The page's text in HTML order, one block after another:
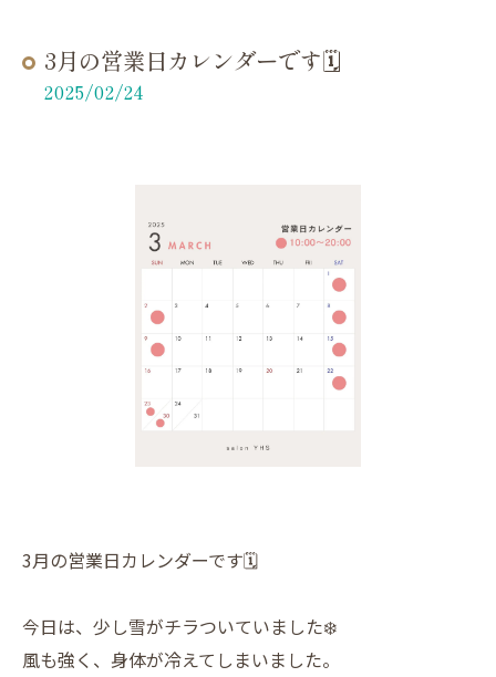
3月の営業日カレンダーです🗓️
2025/02/24
3月の営業日カレンダーです🗓️
今日は、少し雪がチラついていました❄️
風も強く、身体が冷えてしまいました。